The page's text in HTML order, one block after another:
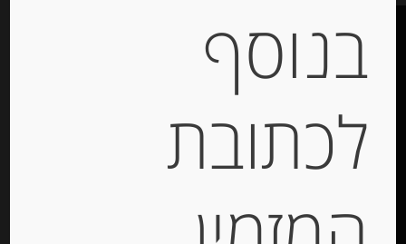
תקנון האתר
הצהרת נגישות
תקשורת מותג –
בנוסף
לכתובת